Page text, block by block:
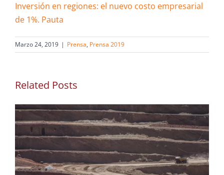
Inversión en regiones: el nuevo costo empresarial
de 1%. Pauta
Marzo 24, 2019 | Prensa, Prensa 2019
Related Posts